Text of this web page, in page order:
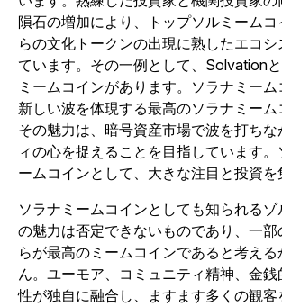
隕石の増加により、トップソルミーム
らの文化トークンの出現に熟したエコ
ています。その一例として、Solvation
ミームコインがあります。ソラナミー
新しい波を体現する最高のソラナミーム
その魅力は、暗号資産市場で波を打ち
ィの心を捉えることを目指しています。
ームコインとして、大きな注目と投資を
ソラナミームコインとしても知られる
の魅力は否定できないものであり、一
らが最高のミームコインであると考え
ん。ユーモア、コミュニティ精神、金
性が独自に融合し、ますます多くの観客